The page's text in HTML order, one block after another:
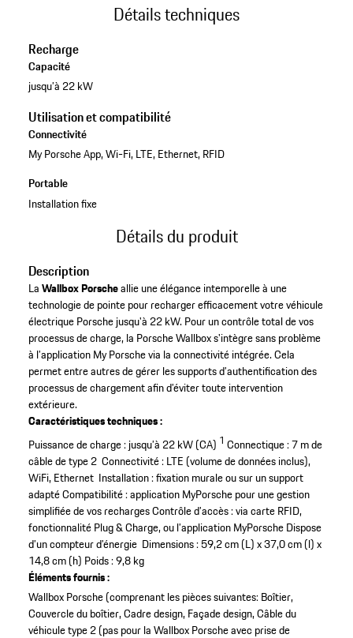
Détails techniques
Recharge
Capacité
jusqu’à 22 kW
Utilisation et compatibilité
Connectivité
My Porsche App, Wi-Fi, LTE, Ethernet, RFID
Portable
Installation fixe
Détails du produit
Description
LaWallbox Porscheallie une élégance intemporelle à une
technologie de pointe pour recharger efficacement votre véhicule
électrique Porsche jusqu'à 22 kW. Pour un contrôle total de vos
processus de charge, la Porsche Wallbox s'intègre sans problème
à l’application My Porsche via la connectivité intégrée. Cela
permet entre autres de gérer les supports d’authentification des
processus de chargement afin d’éviter toute intervention
extérieure.
Caractéristiques techniques :
Puissance de charge : jusqu’à 22 kW (CA) 1 Connectique : 7 m de
câble de type 2 Connectivité : LTE (volume de données inclus),
WiFi, Ethernet Installation : fixation murale ou sur un support
adaptéCompatibilité : application MyPorsche pour une gestion
simplifiée de vos rechargesContrôle d’accès : via carte RFID,
fonctionnalité Plug & Charge, ou l’application MyPorsche Dispose
d’un compteur d’énergie Dimensions : 59,2 cm (L) x 37,0 cm (l) x
14,8 cm (h) Poids : 9,8 kg
Éléments fournis :
Wallbox Porsche (comprenant les pièces suivantes: Boîtier,
Couvercle du boîtier, Cadre design, Façade design, Câble du
véhicule type 2 (pas pour la Wallbox Porsche avec prise de